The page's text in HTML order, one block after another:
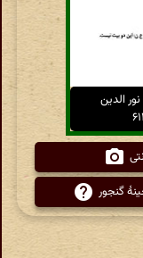
- نور الدین
گنجور